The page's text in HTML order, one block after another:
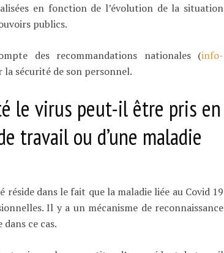
en fonction de l’évolution de la situation
publics.
des recommandations nationales (info-
sécurité de son personnel.
le virus peut-il être pris en
travail ou d’une maladie
dans le fait que la maladie liée au Covid 19
Il y a un mécanisme de reconnaissance
ce cas.